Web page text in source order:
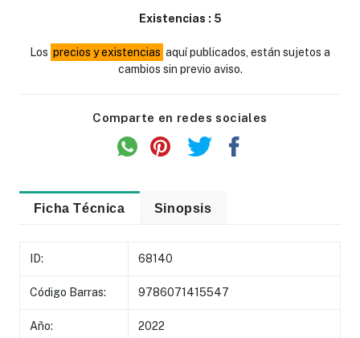
Existencias : 5
Los precios y existencias aquí publicados, están sujetos a
cambios sin previo aviso.
Comparte en redes sociales
Ficha Técnica Sinopsis
ID: 68140
Código Barras: 9786071415547
Año: 2022